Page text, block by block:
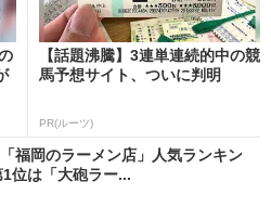
【話題沸騰】3連単連続的中の競
馬予想サイト、ついに判明
PR(ルーツ)
福岡のラーメン店」人気ランキン
位は「大砲ラー...